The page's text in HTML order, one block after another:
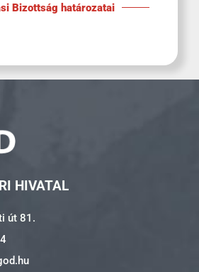
Bizottság határozatai
HIVATAL
út 81.